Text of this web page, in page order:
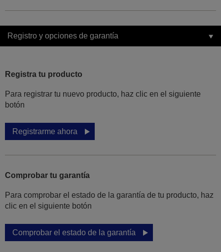
Registro y opciones de garantía
Registra tu producto
Para registrar tu nuevo producto, haz clic en el siguiente
botón
Registrarme ahora
Comprobar tu garantía
Para comprobar el estado de la garantía de tu producto, haz
clic en el siguiente botón
Comprobar el estado de la garantía